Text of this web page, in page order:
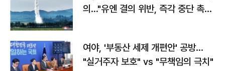
의…"유엔 결의 위반, 즉각 중단 촉
여야, '부동산 세제 개편안' 공방…
"실거주자 보호" vs "무책임의 극치"